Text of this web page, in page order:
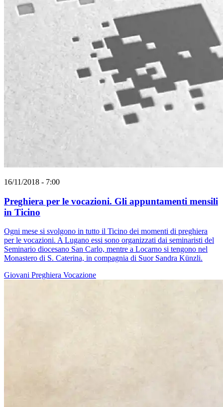
16/11/2018 - 7:00
Preghiera per le vocazioni. Gli appuntamenti mensili
in Ticino
Ogni mese si svolgono in tutto il Ticino dei momenti di preghiera
per le vocazioni. A Lugano essi sono organizzati dai seminaristi del
Seminario diocesano San Carlo, mentre a Locarno si tengono nel
Monastero di S. Caterina, in compagnia di Suor Sandra Künzli.
Giovani Preghiera Vocazione